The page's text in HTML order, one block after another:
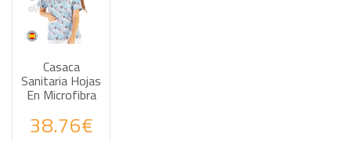
Casaca
Sanitaria Hojas
En Microfibra
38.76€
Haz tus consultas por WhatsApp